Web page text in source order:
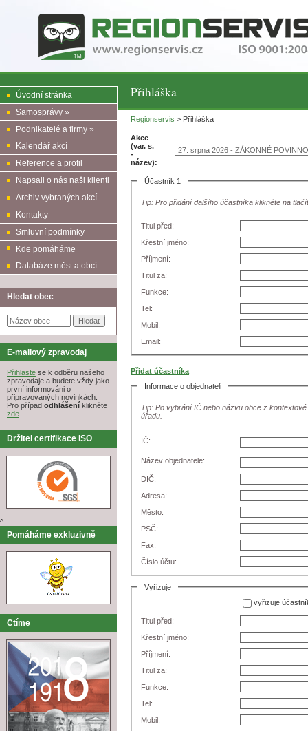
Přihláška
Úvodní stránka
Samosprávy »
Podnikatelé a firmy »
Kalendář akcí
Reference a profil
Napsali o nás naši klienti
Archiv vybraných akcí
Kontakty
Smluvní podmínky
Kde pomáháme
Databáze měst a obcí
Hledat obec
E-mailový zpravodaj
Přihlaste se k odběru našeho
zpravodaje a budete vždy jako
první informováni o
připravovaných novinkách.
Pro případ odhlášení klikněte
zde.
Držitel certifikace ISO
^
Pomáháme exkluzivně
Ctíme
Regionservis > Přihláška
Akce
(var. s.
-
název):
Účastník 1
Tip: Pro přidání dalšího účastníka klikněte na
Titul před:
Křestní jméno:
Příjmení:
Titul za:
Funkce:
Tel:
Mobil:
Email:
Přidat účastníka
Informace o objednateli
Tip: Po vybrání IČ nebo názvu obce z
úřadu.
IČ:
Název objednatele:
DIČ:
Adresa:
Město:
PSČ:
Fax:
Číslo účtu:
Vyřizuje
vyřizuje
Titul před:
Křestní jméno:
Příjmení:
Titul za:
Funkce:
Tel:
Mobil: